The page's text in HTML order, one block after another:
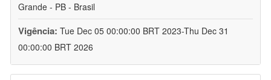
Grande - PB - Brasil
Vigência: Tue Dec 05 00:00:00 BRT 2023-Thu Dec 31
00:00:00 BRT 2026